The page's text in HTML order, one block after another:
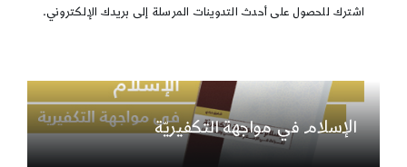
اشترك للحصول على أحدث التدوينات المرسلة إلى بريدك الإلكتروني.
الإسلام في مواجهة التكفيريّة